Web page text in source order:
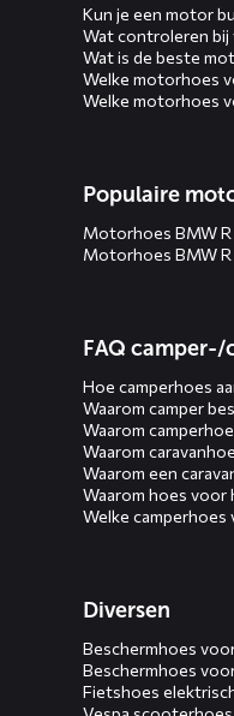
Kun je een motor
Wat controleren bij
Wat is de beste
Welke motorhoes
Welke motorhoes
Populaire
Motorhoes BMW R
Motorhoes BMW R
FAQ camper-/
Hoe camperhoes
Waarom camper
Waarom
Waarom
Waarom een
Waarom hoes voor
Welke camperhoes
Diversen
Beschermhoes
Beschermhoes
Fietshoes